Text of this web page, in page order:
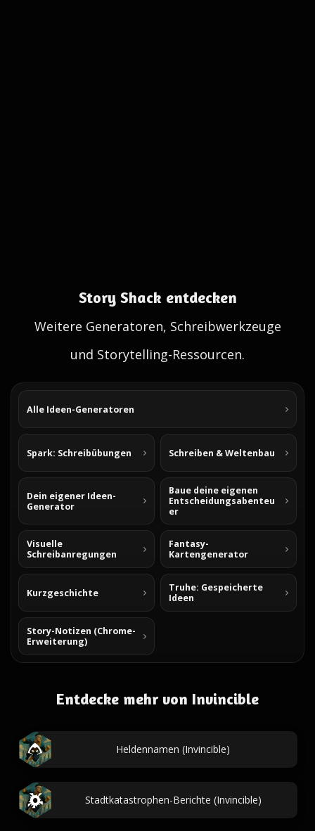
Story Shack entdecken
Weitere Generatoren, Schreibwerkzeuge
und Storytelling-Ressourcen.
Alle Ideen-Generatoren
Spark: Schreibübungen Schreiben & Weltenbau
Dein eigener Ideen-
Generator
Baue deine eigenen
Entscheidungsabenteu
er
Visuelle
Schreibanregungen
Fantasy-
Kartengenerator
Kurzgeschichte
Truhe: Gespeicherte
Ideen
Story-Notizen (Chrome-
Erweiterung)
Entdecke mehr von Invincible
Heldennamen (Invincible)
Stadtkatastrophen-Berichte (Invincible)